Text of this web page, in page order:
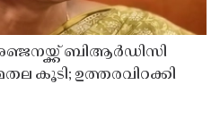
ബിആർഡിസി
കൂടി; ഉത്തരവിറക്കി